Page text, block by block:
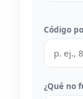
Código
¿Qué no